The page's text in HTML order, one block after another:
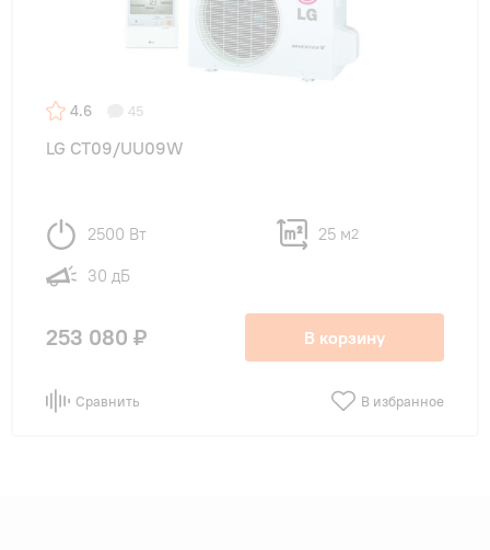
4.6 45
LG CT09/UU09W
2500 Вт 25 м2
30 дБ
253 080 ₽ В корзину
Сравнить В избранное